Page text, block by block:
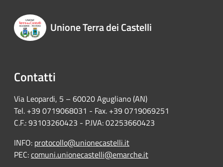
Unione Terra dei Castelli
Contatti
Via Leopardi, 5 – 60020 Agugliano (AN)
Tel. +39 0719068031 - Fax. +39 0719069251
C.F.: 93103260423 - P.IVA: 02253660423
INFO: protocollo@unionecastelli.it
PEC:comuni.unionecastelli@emarche.it